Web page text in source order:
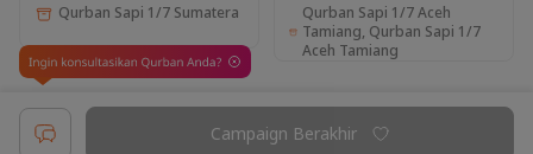
Qurban Sapi 1/7 Sumatera
Qurban Sapi 1/7 Aceh
Tamiang, Qurban Sapi 1/7
Aceh Tamiang
Campaign Berakhir